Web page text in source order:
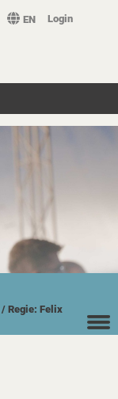
EN Login
/ Regie: Felix